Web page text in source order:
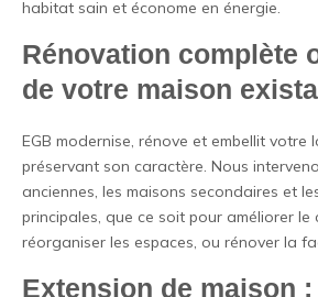
habitat sain et économe en énergie.
Rénovation complète
de votre maison
EGB modernise, rénove et embellit votre
préservant son caractère. Nous
anciennes, les maisons secondaires et
principales, que ce soit pour améliorer le
réorganiser les espaces, ou rénover la
Extension de maison